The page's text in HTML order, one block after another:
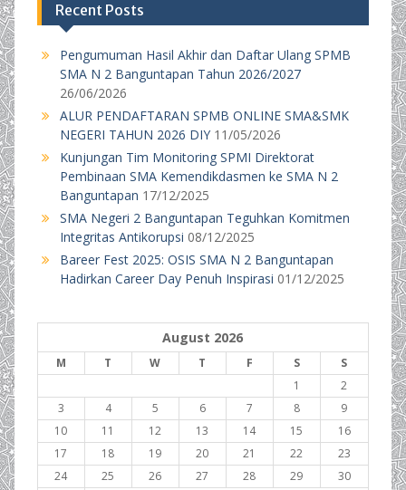
Recent Posts
Pengumuman Hasil Akhir dan Daftar Ulang SPMB
SMA N 2 Banguntapan Tahun 2026/2027
26/06/2026
ALUR PENDAFTARAN SPMB ONLINE SMA&SMK
NEGERI TAHUN 2026 DIY 11/05/2026
Kunjungan Tim Monitoring SPMI Direktorat
Pembinaan SMA Kemendikdasmen ke SMA N 2
Banguntapan 17/12/2025
SMA Negeri 2 Banguntapan Teguhkan Komitmen
Integritas Antikorupsi 08/12/2025
Bareer Fest 2025: OSIS SMA N 2 Banguntapan
Hadirkan Career Day Penuh Inspirasi 01/12/2025
August 2026
M T W T F S
S
1
2
3
4 5 6 7 8
9
10
11 12 13 14 15
16
17
18 19 20 21 22
23
24
25 26 27 28 29
30